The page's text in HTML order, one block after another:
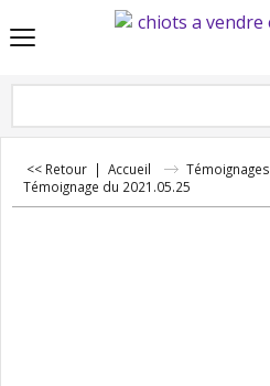
<< Retour | Accueil
Témoignages
Témoignage du 2021.05.25